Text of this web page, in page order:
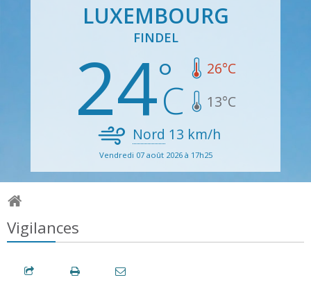
LUXEMBOURG
FINDEL
24 26°C
13°C
Nord 13 km/h
Vendredi 07 août 2026 à 17h25
Vigilances